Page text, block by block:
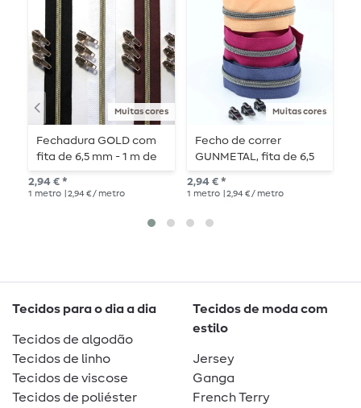
Muitas cores
Fechadura GOLD com
fita de 6,5 mm - 1 m de
comprimento -
metalizada
2,94 € *
1 metro | 2,94 € / metro
Muitas cores
Fecho de correr
GUNMETAL, fita de 6,5
mm – 1 m de
comprimento –
2,94 € *
1 metro | 2,94 € / metro
Tecidos para o dia a dia
Tecidos de algodão
Tecidos de linho
Tecidos de viscose
Tecidos de poliéster
Tecidos de moda com
estilo
Jersey
Ganga
French Terry